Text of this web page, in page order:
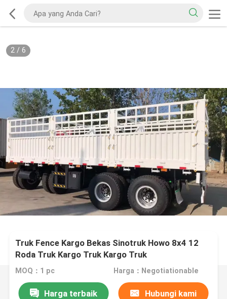
2/ 6
Truk Fence Kargo Bekas Sinotruk Howo 8x4 12
Roda Truk Kargo Truk Kargo Truk
MOQ：1 pc Harga：Negotiationable
Harga terbaik Hubungi kami